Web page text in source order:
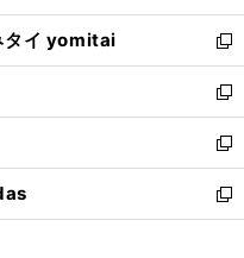
ウ
で
開
く
ン
ド
ウ
で
開
く
ウ
ィ
ン
ド
ウ
で
開
く
し
い
ウ
ィ
ン
ド
ウ
で
開
タイ yomitai
新
し
い
ウ
ィ
ン
ド
ウ
新
し
い
ウ
ィ
ン
新
し
い
ウ
新
し